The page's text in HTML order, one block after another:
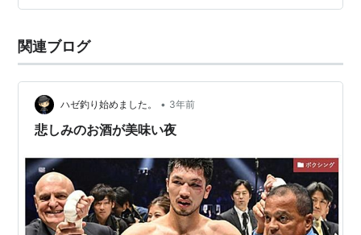
は まず、拓真が強かった...強いというか上手かったです
思いましたが 自分の見解では１ー３Rは…
関連ブログ
ハゼ釣り始めました。 • 3年前
悲しみのお酒が美味い夜